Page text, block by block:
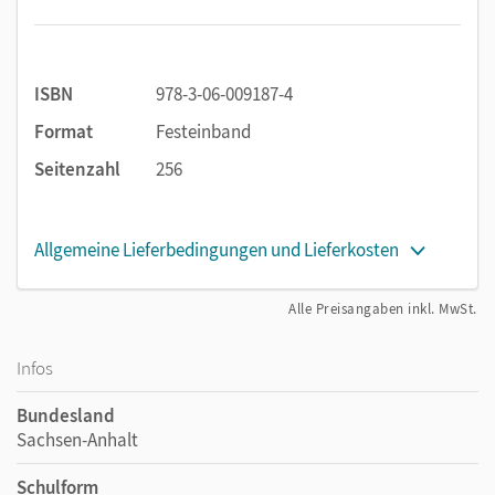
Streifzügen
mehr als den Standard.
ISBN
978-3-06-009187-4
Format
Festeinband
Seitenzahl
256
Allgemeine Lieferbedingungen und Lieferkosten
Alle Preisangaben inkl. MwSt.
Infos
Bundesland
Sachsen-Anhalt
Schulform